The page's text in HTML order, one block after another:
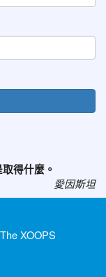
得什麼。
愛因斯坦
The XOOPS